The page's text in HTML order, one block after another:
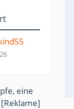
eine
[Reklame]